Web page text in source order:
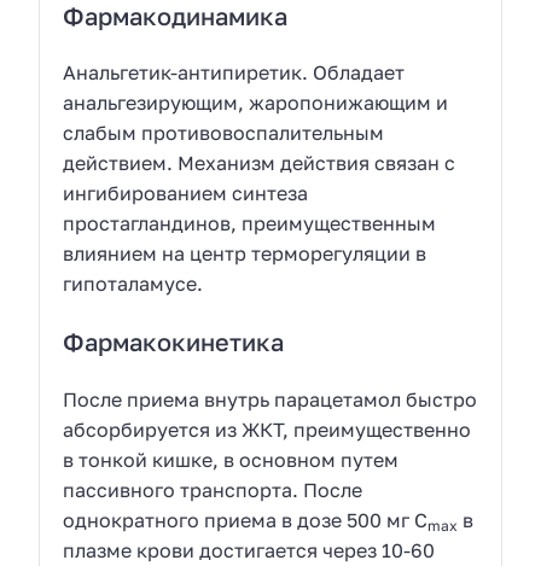
Фармакодинамика
Анальгетик-антипиретик. Обладает
анальгезирующим, жаропонижающим и
слабым противовоспалительным
действием. Механизм действия связан с
ингибированием синтеза
простагландинов, преимущественным
влиянием на центр терморегуляции в
гипоталамусе.
Фармакокинетика
После приема внутрь парацетамол быстро
абсорбируется из ЖКТ, преимущественно
в тонкой кишке, в основном путем
пассивного транспорта. После
однократного приема в дозе 500 мг Cmax в
плазме крови достигается через 10-60